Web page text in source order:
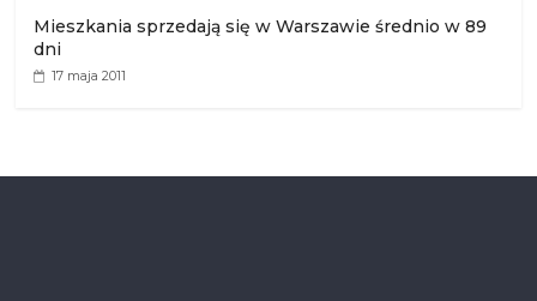
Mieszkania sprzedają się w Warszawie średnio w 89
dni
17 maja 2011